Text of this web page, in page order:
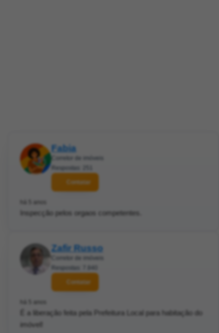
Fabia
Corretor de imóveis
Respostas: 251
Contatar
há 5 anos
Inspecção pelos orgaos competentes.
Zafir Russo
Corretor de imóveis
Respostas: 7.840
Contatar
há 5 anos
É a liberação feita pela Prefeitura Local para habitação do
imóvel!